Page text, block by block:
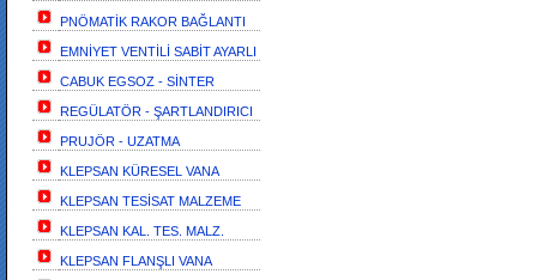
PNÖMATİK RAKOR BAĞLANTI
EMNİYET VENTİLİ SABİT AYARLI
CABUK EGSOZ - SİNTER
REGÜLATÖR - ŞARTLANDIRICI
PRUJÖR - UZATMA
KLEPSAN KÜRESEL VANA
KLEPSAN TESİSAT MALZEME
KLEPSAN KAL. TES. MALZ.
KLEPSAN FLANŞLI VANA